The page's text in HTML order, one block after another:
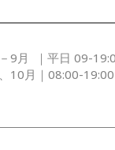
9月 ｜平日 09-
10月｜08:00-